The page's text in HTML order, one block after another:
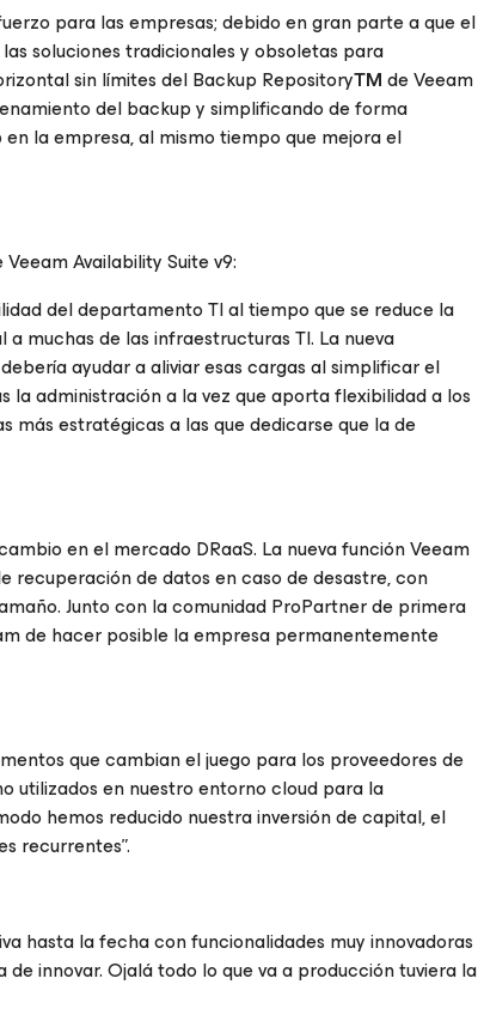
para las empresas; debido en gran parte a que el
soluciones tradicionales y obsoletas para
sin límites del Backup RepositoryTMde Veeam
del backup y simplificando de forma
la empresa, al mismo tiempo que mejora el
Availability Suite v9:
del departamento TI al tiempo que se reduce la
muchas de las infraestructuras TI. La nueva
ayudar a aliviar esas cargas al simplificar el
administración a la vez que aporta flexibilidad a los
estratégicas a las que dedicarse que la de
en el mercado DRaaS. La nueva función Veeam
de datos en caso de desastre, con
Junto con la comunidad ProPartner de primera
de hacer posible la empresa permanentemente
que cambian el juego para los proveedores de
utilizados en nuestro entorno cloud para la
hemos reducido nuestra inversión de capital, el
recurrentes”.
hasta la fecha con funcionalidades muy innovadoras
innovar. Ojalá todo lo que va a producción tuviera la